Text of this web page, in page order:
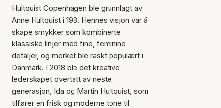
Hultquist Copenhagen ble grunnlagt av
Anne Hultquist i 198. Hennes visjon var å
skape smykker som kombinerte
klassiske linjer med fine, feminine
detaljer, og merket ble raskt populært i
Danmark. I 2018 ble det kreative
lederskapet overtatt av neste
generasjon, Ida og Martin Hultquist, som
tilfører en frisk og moderne tone til